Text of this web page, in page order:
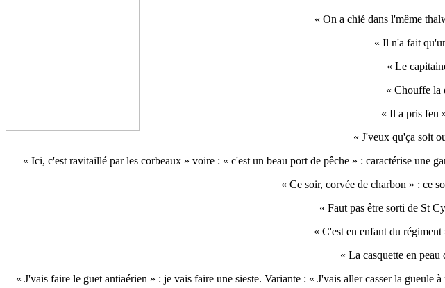
« On a chié dans l'même
« Il n'a fait
« Le
« Chouffe la
« Il a pris feu
« J'veux qu'ça soit
« Ici, c'est ravitaillé par les corbeaux » voire : « c'est un beau port de pêche » : caractérise une
« Ce soir, corvée de charbon » : ce
« Faut pas être sorti de St
« C'est en enfant du
« La casquette en
« J'vais faire le guet antiaérien » : je vais faire une sieste. Variante : « J'vais aller casser la